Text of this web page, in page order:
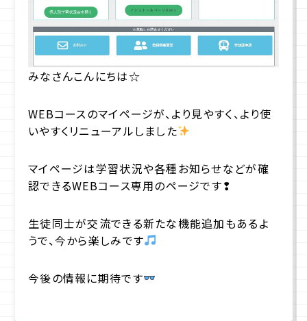
よくあるご質問
プライバシーポリシー
お問合せ
入学相談室(平日9:00〜18:00)
みなさんこんにちは☆
WEBコースのマイページが、より見やすく、より使
いやすくリニューアルしました
マイページは学習状況や各種お知らせなどが確
認できるWEBコース専用のページです❢
生徒同士が交流できる新たな機能追加もあるよ
うで、今から楽しみです
今後の情報に期待です